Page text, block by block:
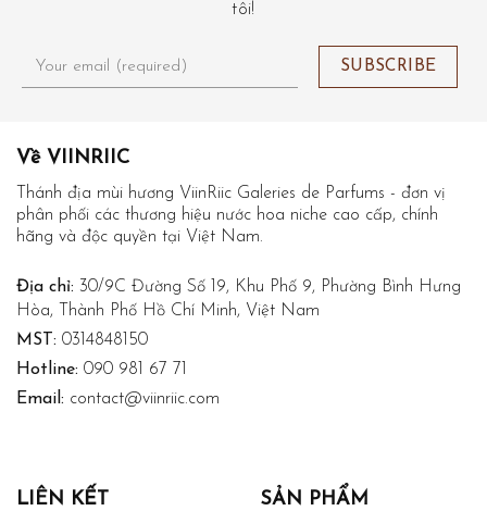
tôi!
Về VIINRIIC
Thánh địa mùi hương ViinRiic Galeries de Parfums - đơn vị
phân phối các thương hiệu nước hoa niche cao cấp, chính
hãng và độc quyền tại Việt Nam.
Địa chỉ: 30/9C Đường Số 19, Khu Phố 9, Phường Bình Hưng
Hòa, Thành Phố Hồ Chí Minh, Việt Nam
MST: 0314848150
Hotline: 090 981 67 71
Email: contact@viinriic.com
LIÊN KẾT SẢN PHẨM